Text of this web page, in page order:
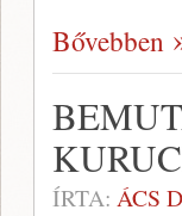
Bővebben
ÍRTA: ÁCS